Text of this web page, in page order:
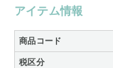
アイテム情報
商品コード
税区分